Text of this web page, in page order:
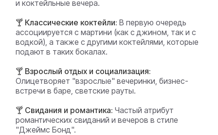
и коктейльные вечера.
🍸 Классические коктейли: В первую очередь
ассоциируется с мартини (как с джином, так и с
водкой), а также с другими коктейлями, которые
подают в таких бокалах.
🍸 Взрослый отдых и социализация:
Олицетворяет "взрослые" вечеринки, бизнес-
встречи в баре, светские рауты.
🍸 Свидания и романтика: Частый атрибут
романтических свиданий и вечеров в стиле
"Джеймс Бонд".